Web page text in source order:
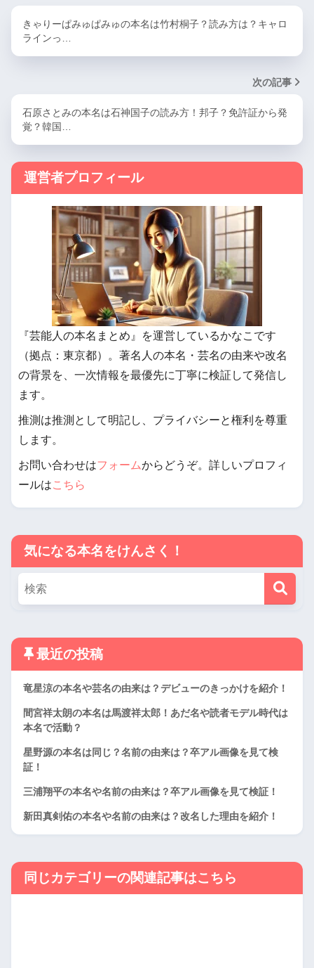
きゃりーぱみゅぱみゅの本名は竹村桐子？読み方は？キャロ
ラインっ…
次の記事
石原さとみの本名は石神国子の読み方！邦子？免許証から発
覚？韓国…
運営者プロフィール
『芸能人の本名まとめ』を運営しているかなこです
（拠点：東京都）。著名人の本名・芸名の由来や改名
の背景を、一次情報を最優先に丁寧に検証して発信し
ます。
推測は推測として明記し、プライバシーと権利を尊重
します。
お問い合わせはフォームからどうぞ。詳しいプロフィ
ールはこちら
気になる本名をけんさく！
最近の投稿
竜星涼の本名や芸名の由来は？デビューのきっかけを紹介！
間宮祥太朗の本名は馬渡祥太郎！あだ名や読者モデル時代は
本名で活動？
星野源の本名は同じ？名前の由来は？卒アル画像を見て検
証！
三浦翔平の本名や名前の由来は？卒アル画像を見て検証！
新田真剣佑の本名や名前の由来は？改名した理由を紹介！
同じカテゴリーの関連記事はこちら